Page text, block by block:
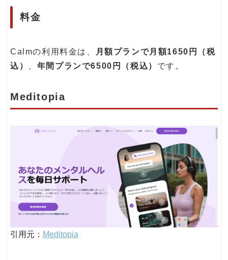
料金
Calmの利用料金は、
月額プランで月額1650円（税
込）
年間プランで6500円（税込） です。
Meditopia
引用元： Meditopia